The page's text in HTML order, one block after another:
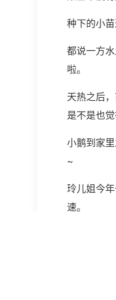
种下的小
都说一方
啦。
天热之后
是不是也
小鹅到家
~
玲儿姐今
速。